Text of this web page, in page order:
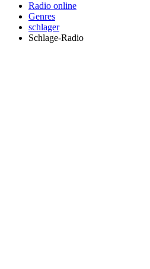
Radio online
Genres
schlager
Schlage-Radio